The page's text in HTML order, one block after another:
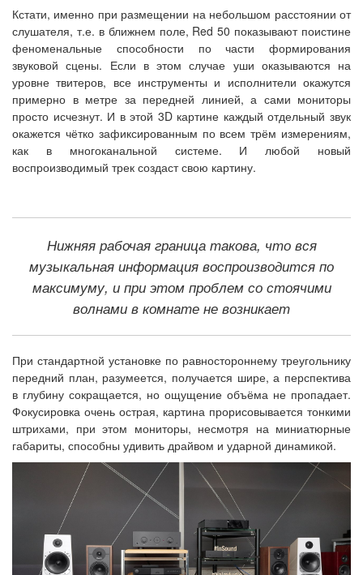
Кстати, именно при размещении на небольшом расстоянии от
слушателя, т.е. в ближнем поле, Red 50 показывают поистине
феноменальные способности по части формирования
звуковой сцены. Если в этом случае уши оказываются на
уровне твитеров, все инструменты и исполнители окажутся
примерно в метре за передней линией, а сами мониторы
просто исчезнут. И в этой 3D картине каждый отдельный звук
окажется чётко зафиксированным по всем трём измерениям,
как в многоканальной системе. И любой новый
воспроизводимый трек создаст свою картину.
Нижняя рабочая граница такова, что вся
музыкальная информация воспроизводится по
максимуму, и при этом проблем со стоячими
волнами в комнате не возникает
При стандартной установке по равностороннему треугольнику
передний план, разумеется, получается шире, а перспектива
в глубину сокращается, но ощущение объёма не пропадает.
Фокусировка очень острая, картина прорисовывается тонкими
штрихами, при этом мониторы, несмотря на миниатюрные
габариты, способны удивить драйвом и ударной динамикой.